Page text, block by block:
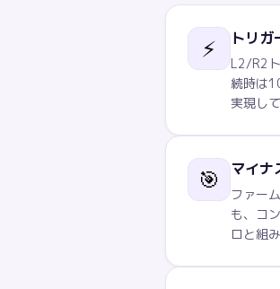
⚡ トリ
L2/R2
続時は
実現し
🎯 マイナ
ファー
も、コ
ロと組